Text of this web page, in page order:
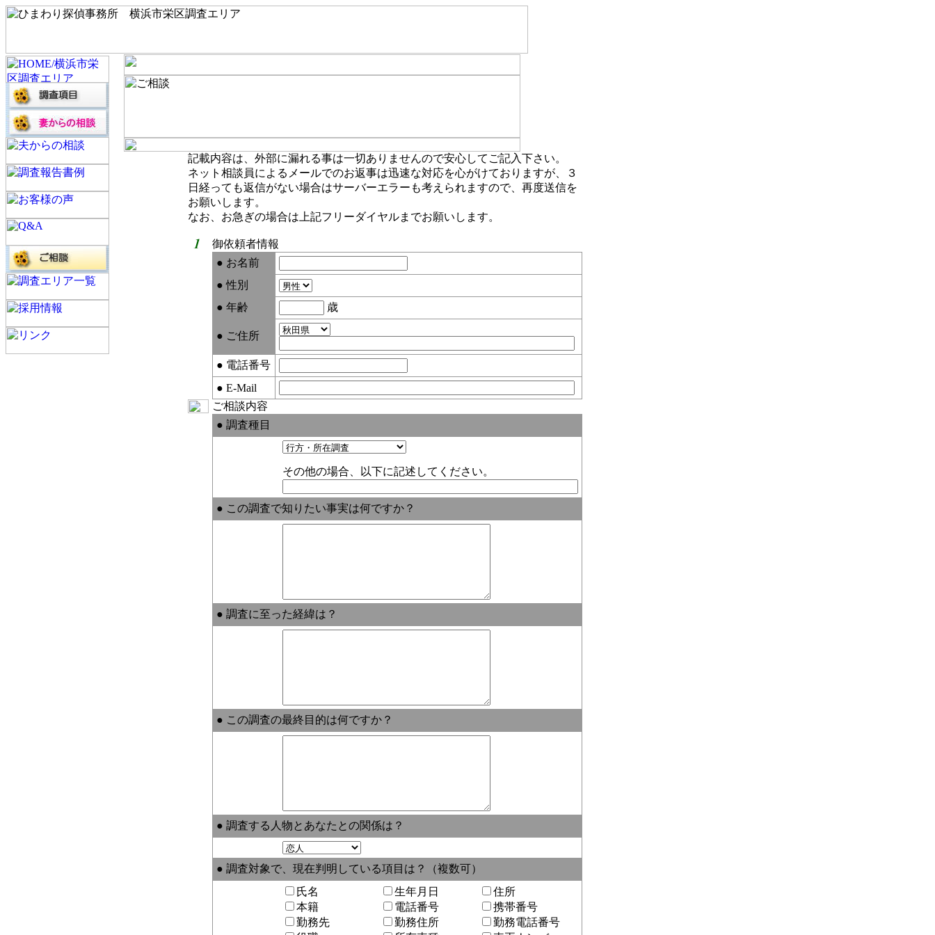
記載内容は、外部に漏れる事は一切ありませんので安心してご記入下さい。
ネット相談員によるメールでのお返事は迅速な対応を心がけておりますが、３
日経っても返信がない場合はサーバーエラーも考えられますので、再度送信を
お願いします。
なお、お急ぎの場合は上記フリーダイヤルまでお願いします。
御依頼者情報
● お名前
● 性別
● 年齢
歳
● ご住所
● 電話番号
● E-Mail
ご相談内容
● 調査種目
その他の場合、以下に記述してください。
● この調査で知りたい事実は何ですか？
● 調査に至った経緯は？
● この調査の最終目的は何ですか？
● 調査する人物とあなたとの関係は？
● 調査対象で、現在判明している項目は？（複数可）
氏名
生年月日
住所
本籍
電話番号
携帯番号
勤務先
勤務住所
勤務電話番号